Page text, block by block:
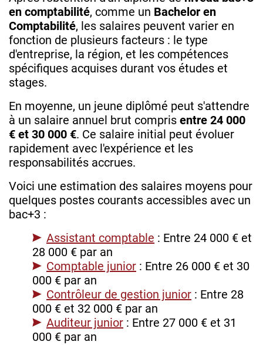
en comptabilité, comme un Bachelor en
Comptabilité, les salaires peuvent varier en
fonction de plusieurs facteurs : le type
d'entreprise, la région, et les compétences
spécifiques acquises durant vos études et
stages.
En moyenne, un jeune diplômé peut s'attendre
à un salaire annuel brut compris entre 24 000
€ et 30 000 €. Ce salaire initial peut évoluer
rapidement avec l'expérience et les
responsabilités accrues.
Voici une estimation des salaires moyens pour
quelques postes courants accessibles avec un
bac+3 :
Assistant comptable : Entre 24 000 € et
28 000 € par an
Comptable junior : Entre 26 000 € et 30
000 € par an
Contrôleur de gestion junior : Entre 28
000 € et 32 000 € par an
Auditeur junior : Entre 27 000 € et 31
000 € par an